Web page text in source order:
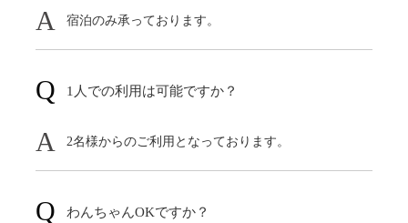
宿泊のみ承っております。
1人での利用は可能ですか？
2名様からのご利用となっております。
わんちゃんOKですか？